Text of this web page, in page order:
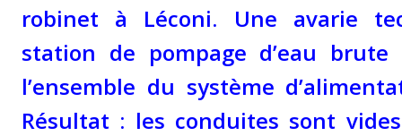
robinet à Léconi. Une avarie
station de pompage d’eau
l’ensemble du système
Résultat : les conduites sont